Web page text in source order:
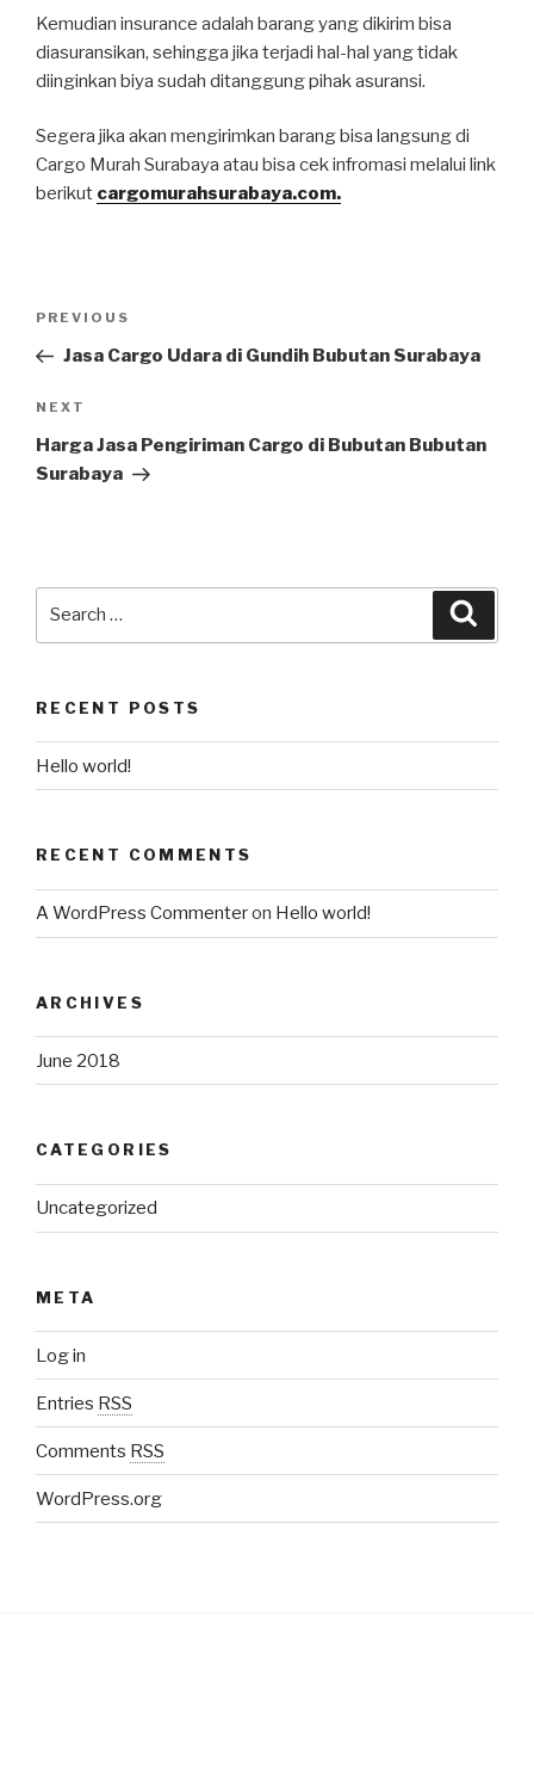
Kemudian insurance adalah barang yang dikirim bisa
diasuransikan, sehingga jika terjadi hal-hal yang tidak
diinginkan biya sudah ditanggung pihak asuransi.
Segera jika akan mengirimkan barang bisa langsung di
Cargo Murah Surabaya atau bisa cek infromasi melalui link
berikut cargomurahsurabaya.com.
PREVIOUS
Jasa Cargo Udara di Gundih Bubutan Surabaya
NEXT
Harga Jasa Pengiriman Cargo di Bubutan Bubutan
Surabaya
RECENT POSTS
Hello world!
RECENT COMMENTS
A WordPress Commenteron Hello world!
ARCHIVES
June 2018
CATEGORIES
Uncategorized
META
Log in
Entries RSS
Comments RSS
WordPress.org